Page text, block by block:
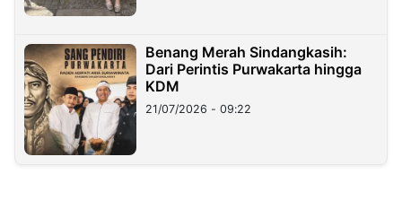
Benang Merah Sindangkasih:
Dari Perintis Purwakarta hingga
KDM
21/07/2026 - 09:22